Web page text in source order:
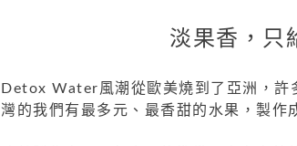
淡果香，只
Detox Water風潮從歐美燒到了亞洲，許
灣的我們有最多元、最香甜的水果，製作